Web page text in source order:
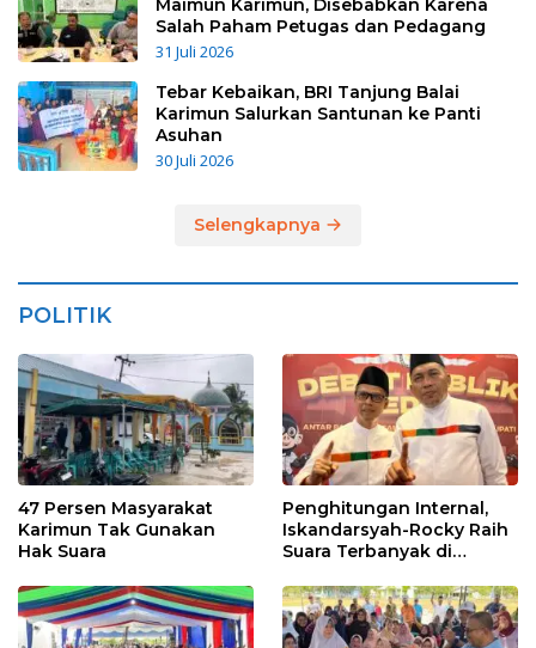
Maimun Karimun, Disebabkan Karena
Salah Paham Petugas dan Pedagang
31 Juli 2026
Tebar Kebaikan, BRI Tanjung Balai
Karimun Salurkan Santunan ke Panti
Asuhan
30 Juli 2026
Selengkapnya
POLITIK
47 Persen Masyarakat
Karimun Tak Gunakan
Hak Suara
Penghitungan Internal,
Iskandarsyah-Rocky Raih
Suara Terbanyak di